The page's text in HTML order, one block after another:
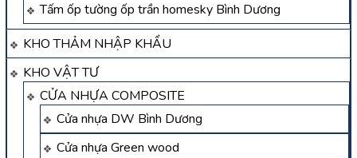
Tấm ốp tường ốp trần homesky Bình Dương
KHO THẢM NHẬP KHẨU
KHO VẬT TƯ
CỬA NHỰA COMPOSITE
Cửa nhựa DW Bình Dương
Cửa nhựa Green wood